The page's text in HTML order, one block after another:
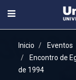
Inicio
Eventos
Encontro de
de 1994